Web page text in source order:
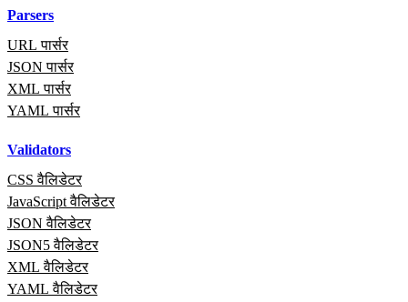
Parsers
URL पार्सर
JSON पार्सर
XML पार्सर
YAML पार्सर
Validators
CSS वैलिडेटर
JavaScript वैलिडेटर
JSON वैलिडेटर
JSON5 वैलिडेटर
XML वैलिडेटर
YAML वैलिडेटर